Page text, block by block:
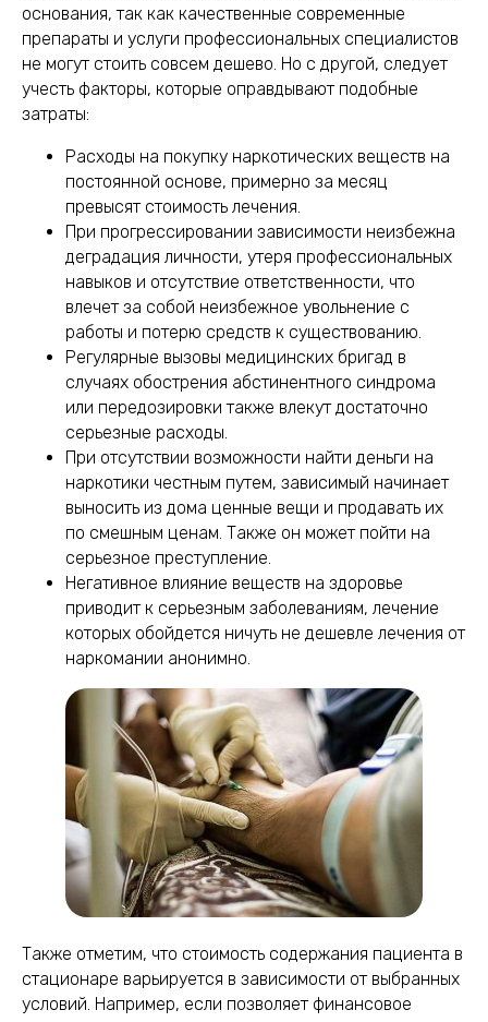
основания, так как качественные современные
препараты и услуги профессиональных специалистов
не могут стоить совсем дешево. Но с другой, следует
учесть факторы, которые оправдывают подобные
затраты:
Расходы на покупку наркотических веществ на
постоянной основе, примерно за месяц
превысят стоимость лечения.
При прогрессировании зависимости неизбежна
деградация личности, утеря профессиональных
навыков и отсутствие ответственности, что
влечет за собой неизбежное увольнение с
работы и потерю средств к существованию.
Регулярные вызовы медицинских бригад в
случаях обострения абстинентного синдрома
или передозировки также влекут достаточно
серьезные расходы.
При отсутствии возможности найти деньги на
наркотики честным путем, зависимый начинает
выносить из дома ценные вещи и продавать их
по смешным ценам. Также он может пойти на
серьезное преступление.
Негативное влияние веществ на здоровье
приводит к серьезным заболеваниям, лечение
которых обойдется ничуть не дешевле лечения от
наркомании анонимно.
Также отметим, что стоимость содержания пациента в
стационаре варьируется в зависимости от выбранных
условий. Например, если позволяет финансовое